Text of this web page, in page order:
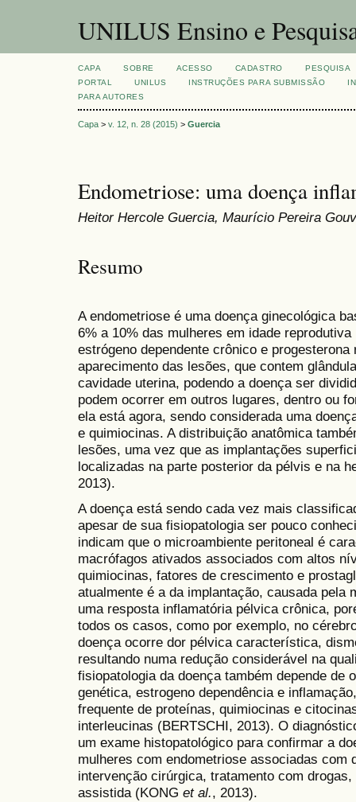
UNILUS Ensino e
CAPA SOBRE ACESSO CADASTRO
PESQUISA
PORTAL
UNILUS INSTRUÇÕES PARA SUBMISSÃO
PARA AUTORES
Capa > v. 12, n. 28 (2015) > Guercia
Endometriose: uma doença
Heitor Hercole Guercia, Maurício Pereira
Resumo
A endometriose é uma doença ginecológica
6% a 10% das mulheres em idade
estrógeno dependente crônico e
aparecimento das lesões, que contem
cavidade uterina, podendo a doença ser
podem ocorrer em outros lugares, dentro ou
ela está agora, sendo considerada uma
e quimiocinas. A distribuição anatômica
lesões, uma vez que as implantações
localizadas na parte posterior da pélvis e na
2013).
A doença está sendo cada vez mais
apesar de sua fisiopatologia ser pouco
indicam que o microambiente peritoneal é
macrófagos ativados associados com altos
quimiocinas, fatores de crescimento e
atualmente é a da implantação, causada pela
uma resposta inflamatória pélvica crônica,
todos os casos, como por exemplo, no
doença ocorre dor pélvica característica,
resultando numa redução considerável na
fisiopatologia da doença também depende de
genética, estrogeno dependência e
frequente de proteínas, quimiocinas e
interleucinas (BERTSCHI, 2013). O
um exame histopatológico para confirmar a
mulheres com endometriose associadas com
intervenção cirúrgica, tratamento com
assistida (KONG et al., 2013).